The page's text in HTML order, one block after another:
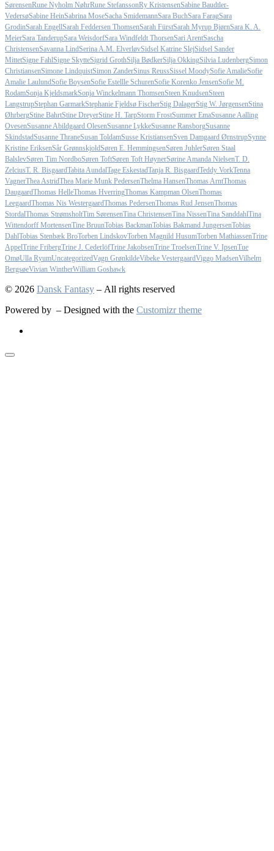
SørensenRune Nyholm NøhrRune StefanssonRy KristensenSabine Baudtler-
VedersøSabine HeinSabrina MoseSacha SmidemannSara BuchSara FaragSara
GrodinSarah EngellSarah Feddersen ThomsenSarah FürstSarah Myrup BjørnSara K. A.
MeierSara TanderupSara WeisdorfSara Windfeldt ThorsenSari ArentSascha
ChristensenSavanna LindSerina A.M. ElverløvSidsel Katrine SlejSidsel Sander
MittetSigne FahlSigne SkytteSigrid GrothSilja BødkerSilja OkkingSilvia LudenbergSimon
ChristiansenSimone LindquistSimon ZanderSinus ReussSissel MoodySofie AmalieSofie
Amalie LaulundSofie BoysenSofie Estellle SchurenSofie Korenko JensenSofie M.
RodamSonja KjeldsmarkSonja Winckelmann ThomsenSteen KnudsenSteen
LangstrupStephan GarmarkStephanie Fjeldsø FischerStig DalagerStig W. JørgensenStina
ØhrbergStine BahrtStine DreyerStine H. TarpStorm FrostSummer EmaSusanne Aalling
OvesenSusanne Abildgaard OlesenSusanne LykkeSusanne RansborgSusanne
SkindstadSusanne ThraneSusan ToldamSusse KristiansenSven Damgaard ØrnstrupSynne
Kristine EriksenSår GrønnskjoldSøren E. HemmingsenSøren JuhlerSøren Staal
BalslevSøren Tim NordboSøren ToftSøren Toft HøynerSørine Amanda NielsenT. D.
ZelciusT. R. BisgaardTabita AundalTage EskestadTanja R. BisgaardTeddy VorkTenna
VagnerThea AstridThea Marie Munk PedersenThelma HansenThomas ArntThomas
DaugaardThomas HelleThomas HverringThomas Kampman OlsenThomas
LeegaardThomas Nis WestergaardThomas PedersenThomas Rud JensenThomas
StordalThomas StrømsholtTim SørensenTina ChristensenTina NissenTina SanddahlTina
Wittendorff MortensenTine BruunTobias BackmanTobias Bakmand JungersenTobias
DahlTobias Stenbæk BroTorben LindskovTorben Magnild HusumTorben MathiassenTrine
AppelTrine FribergTrine J. CederlöfTrine JakobsenTrine TroelsenTrine V. IpsenTue
OmøUlla RyumUncategorizedVagn GrønkildeVibeke VestergaardViggo MadsenVilhelm
BergsøeVivian WintherWilliam Goshawk
© 2026 Dansk Fantasy – All rights reserved
Powered by – Designed with the Customizr theme